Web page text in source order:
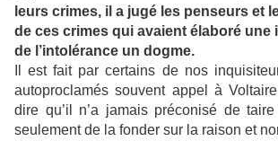
leurs crimes, il a jugé les penseurs et
de ces crimes qui avaient élaboré une
de l’intolérance un dogme.
Il est fait par certains de nos
autoproclamés souvent appel à
dire qu’il n’a jamais préconisé de
seulement de la fonder sur la raison et